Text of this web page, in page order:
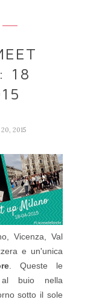
18
2015
Vicenza, Val
e un'unica
. Queste le
al buio nella
sotto il sole